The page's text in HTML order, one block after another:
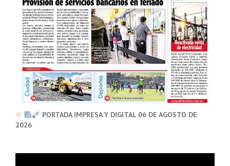
PORTADA IMPRESA Y DIGITAL 06 DE AGOSTO DE
2026